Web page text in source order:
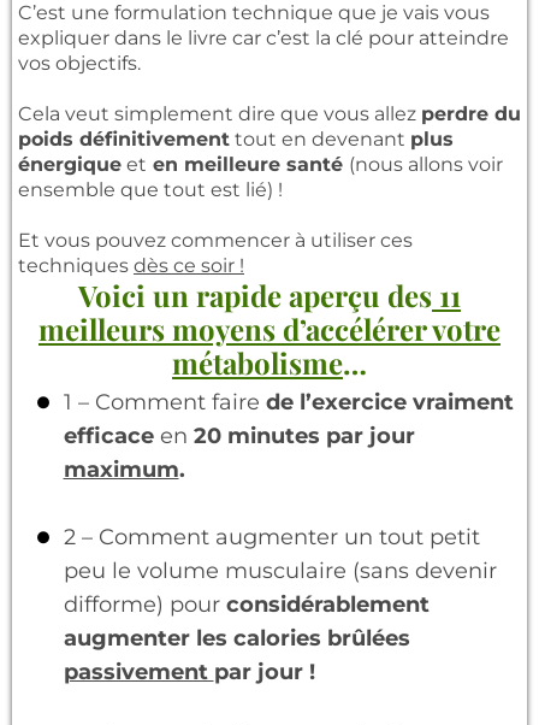
C’est une formulation technique que je vais vous
expliquer dans le livre car c’est la clé pour atteindre
vos objectifs.
Cela veut simplement dire que vous allez perdre du
poids définitivement tout en devenant plus
énergique et en meilleure santé (nous allons voir
ensemble que tout est lié) !
Et vous pouvez commencer à utiliser ces
techniques dès ce soir !
Voici un rapide aperçu des 11
meilleurs moyens d’accélérer votre
métabolisme…
1 – Comment faire de l’exercice vraiment
efficaceen 20 minutes par jour
maximum.
2 – Comment augmenter un tout petit
peu le volume musculaire (sans devenir
difforme) pour considérablement
augmenter les calories brûlées
passivement par jour !